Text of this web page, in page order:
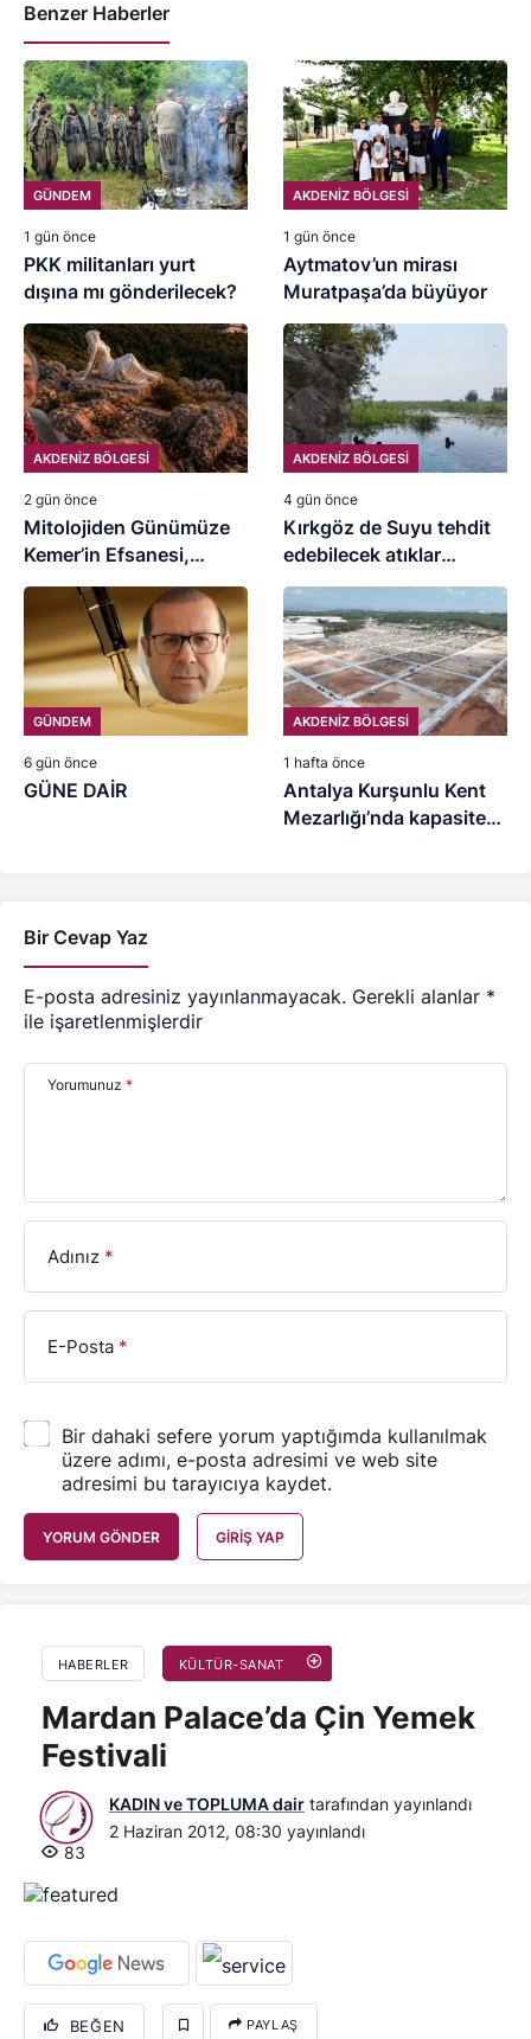
Benzer Haberler
GÜNDEM
1 gün önce
PKK militanları yurt
dışına mı gönderilecek?
AKDENİZ BÖLGESİ
1 gün önce
Aytmatov’un mirası
Muratpaşa’da büyüyor
AKDENİZ BÖLGESİ
2 gün önce
Mitolojiden Günümüze
Kemer’in Efsanesi,
Henna’nın Mitolojik
Öyküsü
AKDENİZ BÖLGESİ
4 gün önce
Kırkgöz de Suyu tehdit
edebilecek atıklar
temizlendi
GÜNDEM
6 gün önce
GÜNE DAİR
AKDENİZ BÖLGESİ
1 hafta önce
Antalya Kurşunlu Kent
Mezarlığı’nda kapasite
Bir Cevap Yaz
E-posta adresiniz yayınlanmayacak. Gerekli alanlar *
ile işaretlenmişlerdir
Yorumunuz *
Adınız *
E-Posta *
Bir dahaki sefere yorum yaptığımda kullanılmak
üzere adımı, e-posta adresimi ve web site
adresimi bu tarayıcıya kaydet.
YORUM GÖNDER GIRIŞ YAP
HABERLER KÜLTÜR-SANAT
Mardan Palace’da Çin Yemek
Festivali
KADIN ve TOPLUMA dair tarafından yayınlandı
2 Haziran 2012, 08:30 yayınlandı
83
BEĞEN PAYLAŞ